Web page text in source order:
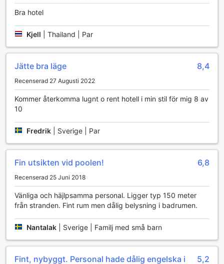
stranden, där du kan sola, bada eller delta i olika
vattensporter. Seaphere Pattaya Hotel kombinerar sport
och avkoppling för en fulländad semesterupplevelse.
Bekvämligheter på Seaphere Pattaya Hotel för en
bekymmersfri vistelse
bekvämligheter för att göra din vistelse så bekväm som
möjligt. Njut av smidig tillgång till gratis Wi-Fi i alla rum och
offentliga områden, vilket gör att du alltid kan hålla
under din resa. Hotellet har även en pålitlig tvätt- och
kemtvättjänst samt möjlighet till tvättservice, så att du alltid
kan fräscha upp dina kläder under din vistelse.
förvaring av värdesaker, samt en concierge-tjänst som
hjälper dig med allt från sightseeing till att boka biljetter.
Hotellet erbjuder även daglig städning och luggage
storage för att underlätta din avresa eller ankomst. För
rökare finns ett särskilt utpekat rökområde, medan room
problemfri vistelse på detta centrala hotell.
Bekväma transportalternativ på Seaphere Pattaya Hotel
Bra hotel
Kjell Thailand | Par
Jätte bra läge 8,4
Recenserad 27 Augusti 2022
Kommer återkomma lugnt o rent hotell i min stil för mig 8 av
10
Fredrik Sverige | Par
Fin utsikten vid poolen! 6,8
Recenserad 25 Juni 2018
Vänliga och häjlpsamma personal. Ligger typ 150 meter
från stranden. Fint rum men dålig belysning i badrumen.
Nantalak Sverige | Familj med små barn
Fint, nybyggt. Personal hade dålig engelska i
5,2